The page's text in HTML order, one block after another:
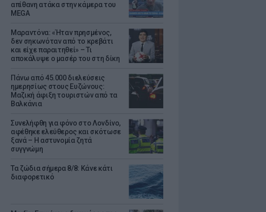
απίθανη ατάκα στην κάμερα του
MEGA
Μαραντόνα: «Ήταν πρησμένος,
δεν σηκωνόταν από το κρεβάτι
και είχε παραιτηθεί» – Τι
αποκάλυψε ο μασέρ του στη δίκη
Πάνω από 45.000 διελεύσεις
ημερησίως στους Ευζώνους:
Μαζική άφιξη τουριστών από τα
Βαλκάνια
Συνελήφθη για φόνο στο Λονδίνο,
αφέθηκε ελεύθερος και σκότωσε
ξανά – Η αστυνομία ζητά
συγγνώμη
Τα ζώδια σήμερα 8/8: Κάνε κάτι
διαφορετικό